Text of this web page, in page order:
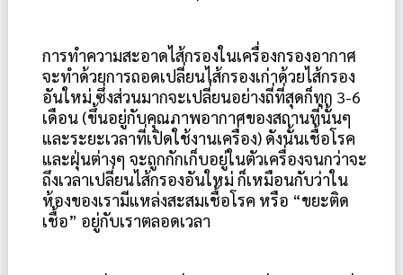
การทำความสะอาดไส้กรองในเครื่องกรองอากาศ
จะทำด้วยการถอดเปลี่ยนไส้กรองเก่าด้วยไส้กรอง
อันใหม่ ซึ่งส่วนมากจะเปลี่ยนอย่างถี่ที่สุดก็ทุก 3-6
เดือน (ขึ้นอยู่กับคุณภาพอากาศของสถานที่นั้นๆ
และระยะเวลาที่เปิดใช้งานเครื่อง) ดังนั้นเชื้อโรค
และฝุ่นต่างๆ จะถูกกักเก็บอยู่ในตัวเครื่องจนกว่าจะ
ถึงเวลาเปลี่ยนไส้กรองอันใหม่ ก็เหมือนกับว่าใน
ห้องของเรามีแหล่งสะสมเชื้อโรค หรือ “ขยะติด
เชื้อ” อยู่กับเราตลอดเวลา